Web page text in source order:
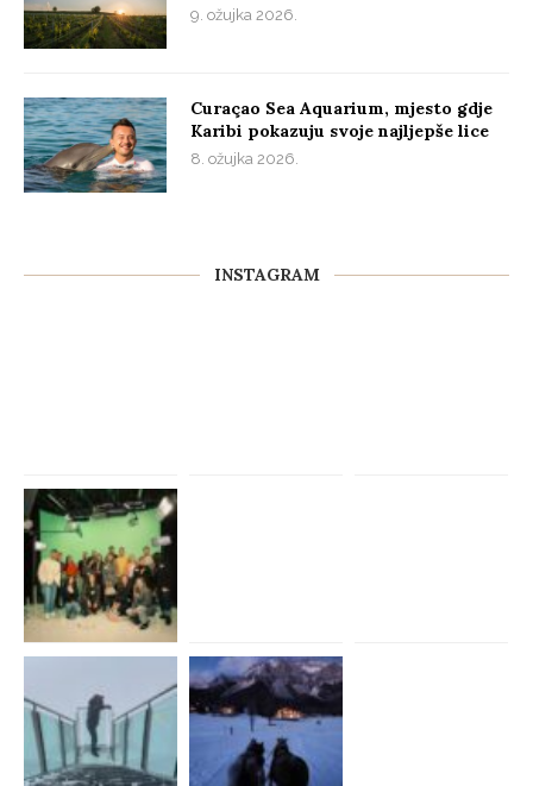
9. ožujka 2026.
Curaçao Sea Aquarium, mjesto gdje
Karibi pokazuju svoje najljepše lice
8. ožujka 2026.
INSTAGRAM